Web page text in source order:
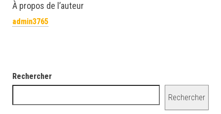
À propos de l’auteur
admin3765
Rechercher
Rechercher